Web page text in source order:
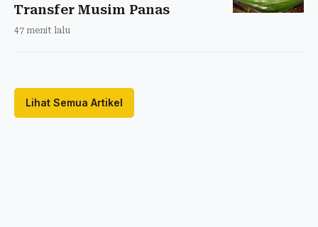
Transfer Musim Panas
47 menit lalu
Lihat Semua Artikel